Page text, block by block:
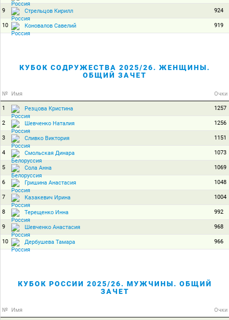
9 Стрельцов Кирилл 924
10 Коновалов Савелий 919
КУБОК СОДРУЖЕСТВА 2025/26. ЖЕНЩИНЫ.
ОБЩИЙ ЗАЧЕТ
№ Имя Очки
1 Резцова Кристина 1257
2 Шевченко Наталия 1256
3 Сливко Виктория 1151
4 Смольская Динара 1073
5 Сола Анна 1069
6 Гришина Анастасия 1048
7 Казакевич Ирина 1004
8 Терещенко Инна 992
9 Шевченко Анастасия 968
10 Дербушева Тамара 966
КУБОК РОССИИ 2025/26. МУЖЧИНЫ. ОБЩИЙ
ЗАЧЕТ
№ Имя Очки